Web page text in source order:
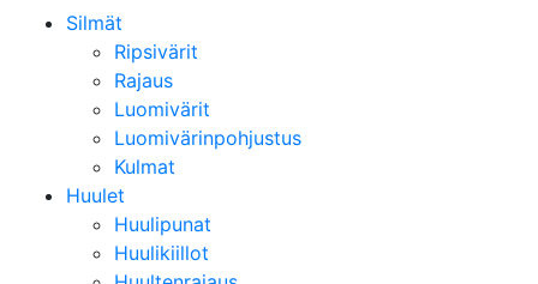
Silmät
Ripsivärit
Rajaus
Luomivärit
Luomivärinpohjustus
Kulmat
Huulet
Huulipunat
Huulikiillot